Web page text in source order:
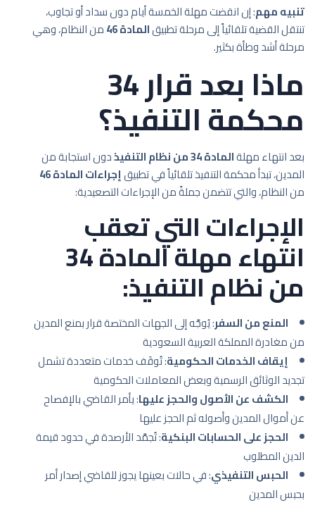
تنبيه مهم: إن انقضت مهلة الخمسة أيام دون سداد أو تجاوب،
تنتقل القضية تلقائياً إلى مرحلة تطبيقالمادة 46
من النظام، وهي
مرحلة أشد وطأة بكثير.
ماذا بعد قرار 34
محكمة التنفيذ؟
بعد انتهاء مهلةالمادة 34 من نظام التنفيذ
دون استجابة من
المدين، تبدأ محكمة التنفيذ تلقائياً في تطبيقإجراءات المادة 46
من النظام، والتي تتضمن جملةً من الإجراءات التصعيدية:
الإجراءات التي تعقب
انتهاء مهلة المادة 34
من نظام التنفيذ:
المنع من السفر: يُوجَّه إلى الجهات المختصة قرار بمنع المدين
من مغادرة المملكة العربية السعودية
إيقاف الخدمات الحكومية: تُوقَف خدمات متعددة تشمل
تجديد الوثائق الرسمية وبعض المعاملات الحكومية
الكشف عن الأصول والحجز عليها: يأمر القاضي بالإفصاح
عن أموال المدين وأصوله ثم الحجز عليها
الحجز على الحسابات البنكية: تُجمَّد الأرصدة في حدود قيمة
الدين المطلوب
الحبس التنفيذي: في حالات بعينها يجوز للقاضي إصدار أمر
بحبس المدين